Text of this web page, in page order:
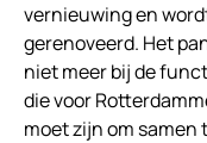
vernieuwing en
gerenoveerd. Het
niet meer bij de
die voor
moet zijn om samen